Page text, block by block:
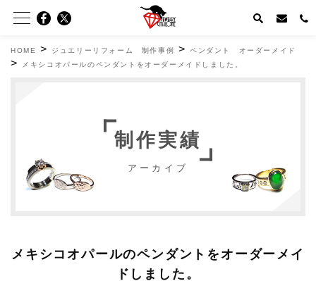
HOME > ジュエリーリフォーム 制作事例 >ペンダント オーダーメイド
> メキシコオパールのペンダントをオーダーメイドしました。
制作実績
アーカイブ
メキシコオパールのペンダントをオーダーメイ
ドしました。